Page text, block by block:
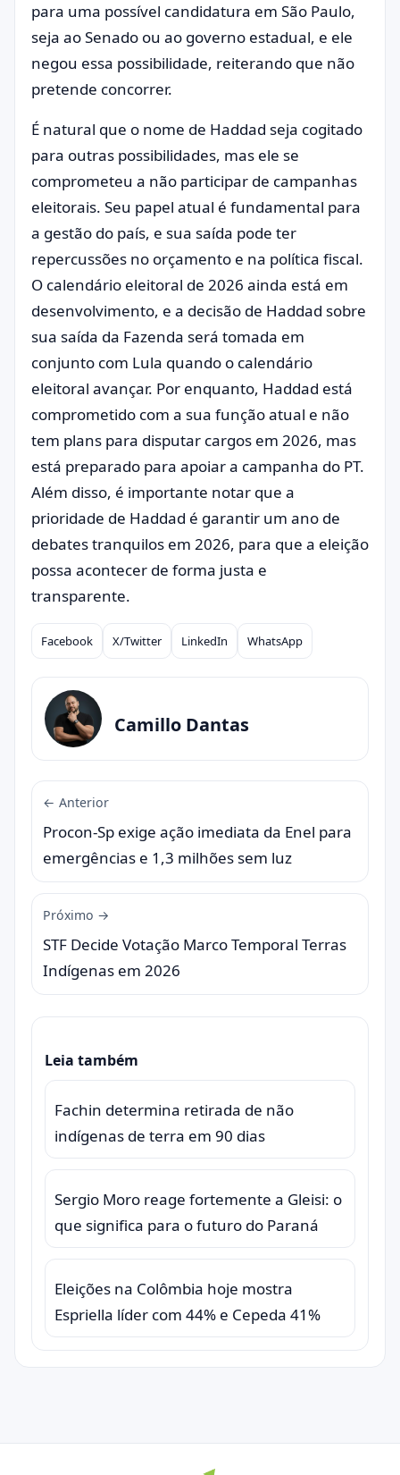
para uma possível candidatura em São Paulo,
seja ao Senado ou ao governo estadual, e ele
negou essa possibilidade, reiterando que não
pretende concorrer.
É natural que o nome de Haddad seja cogitado
para outras possibilidades, mas ele se
comprometeu a não participar de campanhas
eleitorais. Seu papel atual é fundamental para
a gestão do país, e sua saída pode ter
repercussões no orçamento e na política fiscal.
O calendário eleitoral de 2026 ainda está em
desenvolvimento, e a decisão de Haddad sobre
sua saída da Fazenda será tomada em
conjunto com Lula quando o calendário
eleitoral avançar. Por enquanto, Haddad está
comprometido com a sua função atual e não
tem plans para disputar cargos em 2026, mas
está preparado para apoiar a campanha do PT.
Além disso, é importante notar que a
prioridade de Haddad é garantir um ano de
debates tranquilos em 2026, para que a eleição
possa acontecer de forma justa e
transparente.
Compartilhar
Facebook X/Twitter LinkedIn WhatsApp
Camillo Dantas
← Anterior
Procon-Sp exige ação imediata da Enel para
emergências e 1,3 milhões sem luz
Próximo →
STF Decide Votação Marco Temporal Terras
Indígenas em 2026
Leia também
Fachin determina retirada de não
indígenas de terra em 90 dias
Sergio Moro reage fortemente a Gleisi: o
que significa para o futuro do Paraná
Eleições na Colômbia hoje mostra
Espriella líder com 44% e Cepeda 41%